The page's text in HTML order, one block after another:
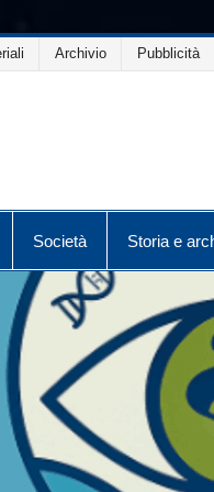
Archivio Pubblicità
Società Storia e